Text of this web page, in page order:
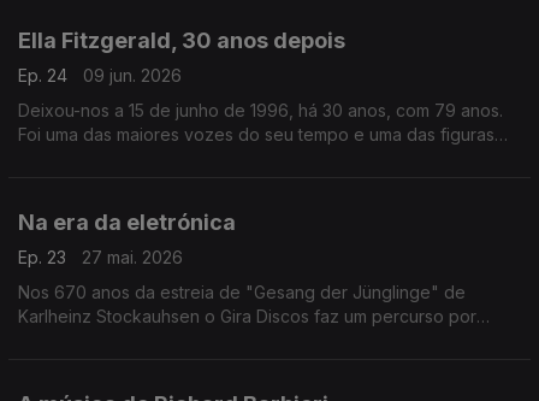
Ella Fitzgerald, 30 anos depois
Ep. 24
09 jun. 2026
Deixou-nos a 15 de junho de 1996, há 30 anos, com 79 anos.
Foi uma das maiores vozes do seu tempo e uma das figuras
Na era da eletrónica
Ep. 23
27 mai. 2026
Nos 670 anos da estreia de "Gesang der Jünglinge" de
Karlheinz Stockauhsen o Gira Discos faz um percurso por